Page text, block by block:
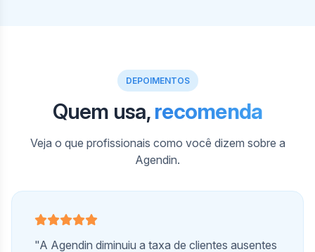
DEPOIMENTOS
Quem usa,recomenda
Veja o que profissionais como você dizem sobre a
Agendin.
"A Agendin diminuiu a taxa de clientes ausentes